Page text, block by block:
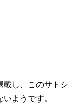
載し、このサトシ
ようです。